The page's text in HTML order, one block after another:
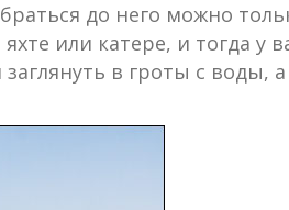
до него можно
или катере, и тогда у
в гроты с воды,